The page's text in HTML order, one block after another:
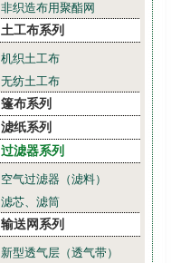
非织造布用聚酯网
土工布系列
机织土工布
无纺土工布
篷布系列
滤纸系列
过滤器系列
空气过滤器（滤料）
滤芯、滤筒
输送网系列
新型透气层（透气带）